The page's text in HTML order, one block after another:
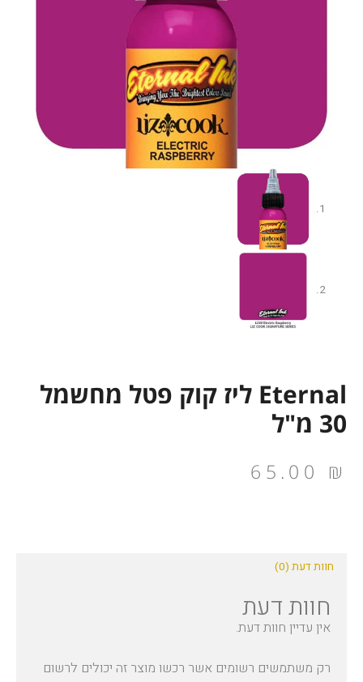
Eternal ליז קוק פטל מחשמל
30 מ"ל
65.00 ₪
חוות דעת (0)
חוות דעת
אין עדיין חוות דעת.
רק משתמשים רשומים אשר רכשו מוצר זה יכולים לרשום